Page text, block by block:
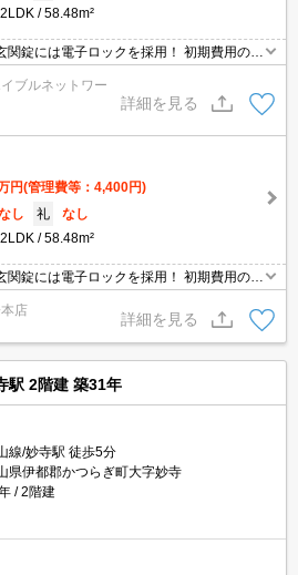
2LDK 58.48m²
錠には電子ロックを採用！ 初期費用の交
まで！！
ブルネットワー
詳細を見る
円(管理費等：4,400円)
し 礼
なし
2LDK 58.48m²
錠には電子ロックを採用！ 初期費用の交
まで！！
店
詳細を見る
駅 2階建 築31年
線/妙寺駅 徒歩5分
県伊都郡かつらぎ町大字妙寺
2階建